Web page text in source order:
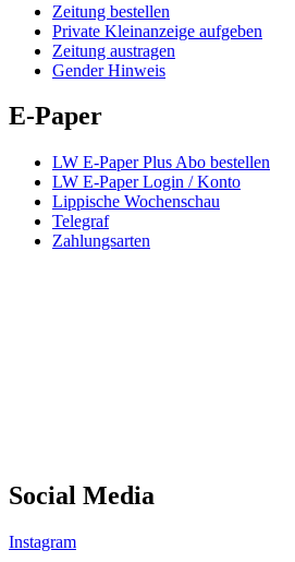
Zeitung bestellen
Private Kleinanzeige aufgeben
Zeitung austragen
Gender Hinweis
E-Paper
LW E-Paper Plus Abo bestellen
LW E-Paper Login / Konto
Lippische Wochenschau
Telegraf
Zahlungsarten
Social Media
Instagram